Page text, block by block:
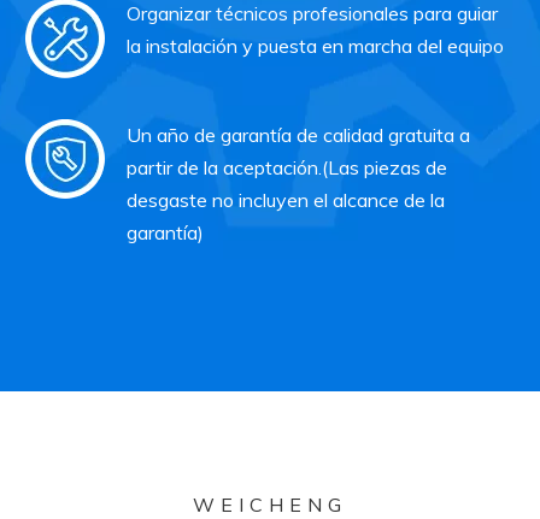
Organizar técnicos profesionales para guiar
la instalación y puesta en marcha del equipo
Un año de garantía de calidad gratuita a
partir de la aceptación.(Las piezas de
desgaste no incluyen el alcance de la
garantía)
WEICHENG